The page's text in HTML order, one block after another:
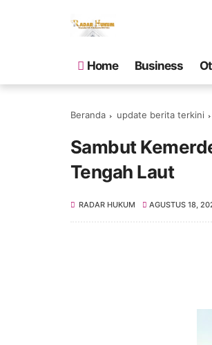
Home Business
Beranda update berita terkini
Sambut
Tengah Laut
RADAR HUKUM AGUSTUS 18,